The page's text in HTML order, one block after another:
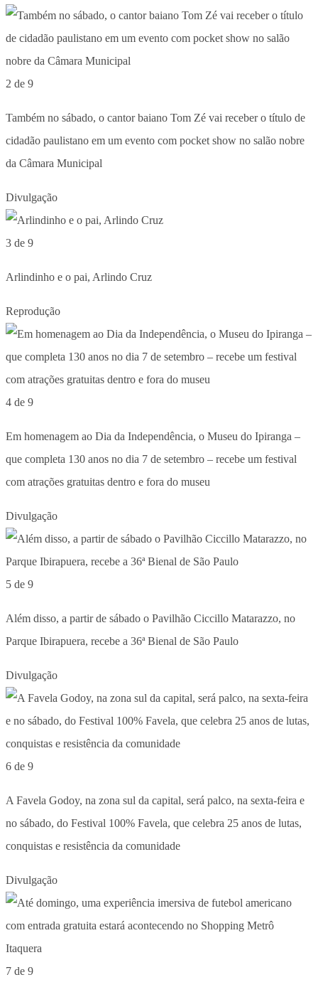
2 de 9
Também no sábado, o cantor baiano Tom Zé vai receber o título de
cidadão paulistano em um evento com pocket show no salão nobre
da Câmara Municipal
Divulgação
3 de 9
Arlindinho e o pai, Arlindo Cruz
Reprodução
4 de 9
Em homenagem ao Dia da Independência, o Museu do Ipiranga –
que completa 130 anos no dia 7 de setembro – recebe um festival
com atrações gratuitas dentro e fora do museu
Divulgação
5 de 9
Além disso, a partir de sábado o Pavilhão Ciccillo Matarazzo, no
Parque Ibirapuera, recebe a 36ª Bienal de São Paulo
Divulgação
6 de 9
A Favela Godoy, na zona sul da capital, será palco, na sexta-feira e
no sábado, do Festival 100% Favela, que celebra 25 anos de lutas,
conquistas e resistência da comunidade
Divulgação
7 de 9